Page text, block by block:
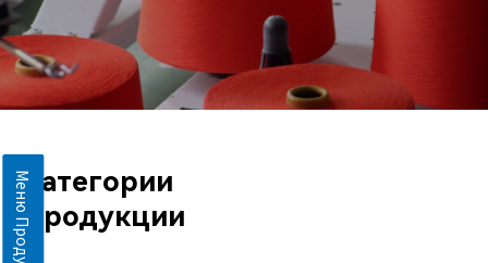
Категории
Продукции
Меню Продукты